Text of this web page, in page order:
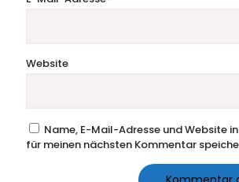
Website
Name, E-Mail-Adresse und Website
für meinen nächsten Kommentar